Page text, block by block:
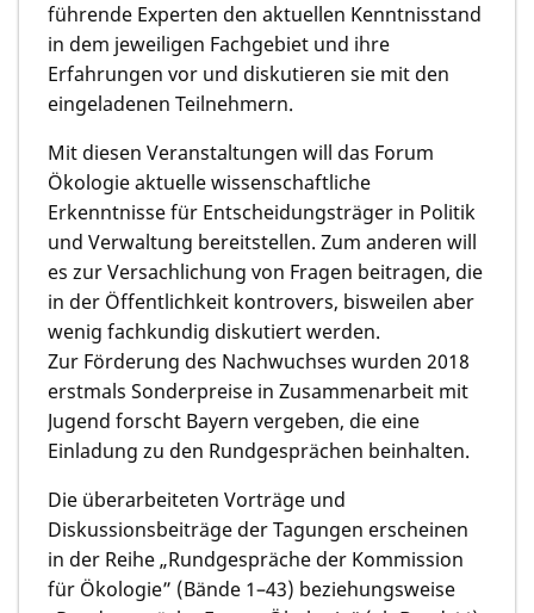
führende Experten den aktuellen Kenntnisstand
in dem jeweiligen Fachgebiet und ihre
Erfahrungen vor und diskutieren sie mit den
eingeladenen Teilnehmern.
Mit diesen Veranstaltungen will das Forum
Ökologie aktuelle wissenschaftliche
Erkenntnisse für Entscheidungsträger in Politik
und Verwaltung bereitstellen. Zum anderen will
es zur Versachlichung von Fragen beitragen, die
in der Öffentlichkeit kontrovers, bisweilen aber
wenig fachkundig diskutiert werden.
Zur Förderung des Nachwuchses wurden 2018
erstmals Sonderpreise in Zusammenarbeit mit
Jugend forscht Bayern vergeben, die eine
Einladung zu den Rundgesprächen beinhalten.
Die überarbeiteten Vorträge und
Diskussionsbeiträge der Tagungen erscheinen
in der Reihe „Rundgespräche der Kommission
für Ökologie” (Bände 1–43) beziehungsweise